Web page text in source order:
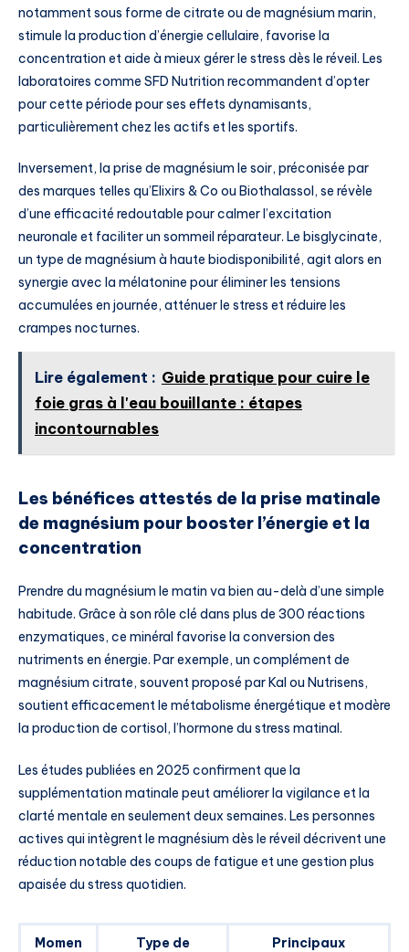
notamment sous forme de citrate ou de magnésium marin,
stimule la production d’énergie cellulaire, favorise la
concentration et aide à mieux gérer le stress dès le réveil. Les
laboratoires comme SFD Nutrition recommandent d’opter
pour cette période pour ses effets dynamisants,
particulièrement chez les actifs et les sportifs.
Inversement, la prise de magnésium le soir, préconisée par
des marques telles qu’Elixirs & Co ou Biothalassol, se révèle
d’une efficacité redoutable pour calmer l’excitation
neuronale et faciliter un sommeil réparateur. Le bisglycinate,
un type de magnésium à haute biodisponibilité, agit alors en
synergie avec la mélatonine pour éliminer les tensions
accumulées en journée, atténuer le stress et réduire les
crampes nocturnes.
Lire également : Guide pratique pour cuire le
foie gras à l'eau bouillante : étapes
incontournables
Les bénéfices attestés de la prise matinale
de magnésium pour booster l’énergie et la
concentration
Prendre du magnésium le matin va bien au-delà d’une simple
habitude. Grâce à son rôle clé dans plus de 300 réactions
enzymatiques, ce minéral favorise la conversion des
nutriments en énergie. Par exemple, un complément de
magnésium citrate, souvent proposé par Kal ou Nutrisens,
soutient efficacement le métabolisme énergétique et modère
la production de cortisol, l’hormone du stress matinal.
Les études publiées en 2025 confirment que la
supplémentation matinale peut améliorer la vigilance et la
clarté mentale en seulement deux semaines. Les personnes
actives qui intègrent le magnésium dès le réveil décrivent une
réduction notable des coups de fatigue et une gestion plus
apaisée du stress quotidien.
Momen
Type de
Principaux